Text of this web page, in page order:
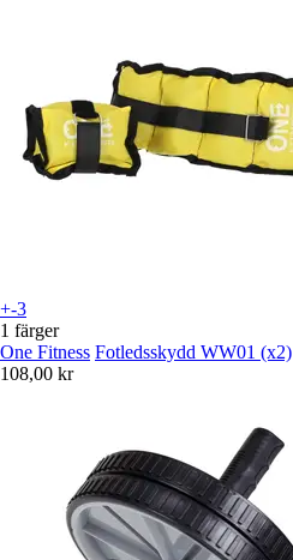
+-3
1 färger
One Fitness Fotledsskydd WW01 (x2)
108,00 kr